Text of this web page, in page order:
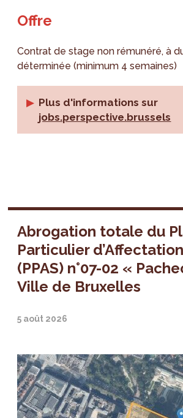
Offre
Contrat de stage non rémunéré, à
déterminée (minimum 4 semaines)
Plus d'informations sur
jobs.perspective.brussels
Abrogation totale du
Particulier
(PPAS) n°07-02 «
Ville de Bruxelles
5 août 2026